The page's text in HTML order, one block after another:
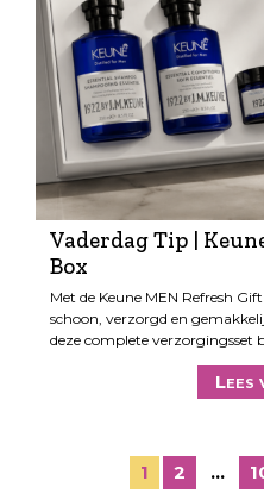
Vaderdag Tip |
Box
Met de Keune MEN Refresh
schoon, verzorgd en
deze complete verzorgingsset
Lees
1 2 …